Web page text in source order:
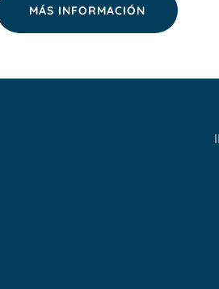
MÁS INFORMACIÓN